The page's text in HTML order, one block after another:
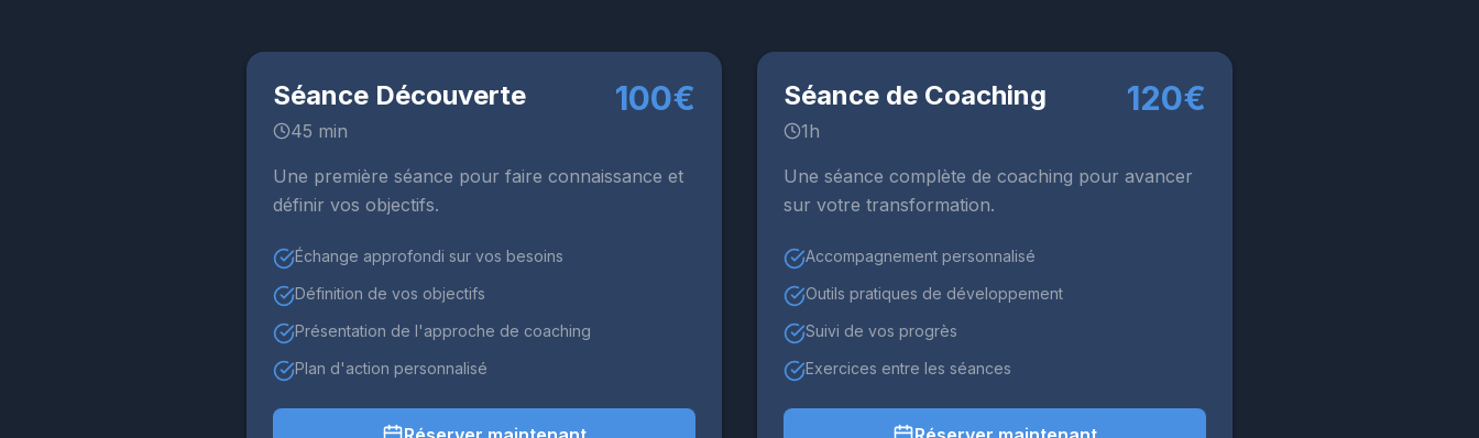
Séance Découverte
45 min
100€
Une première séance pour faire connaissance et
définir vos objectifs.
Échange approfondi sur vos besoins
Définition de vos objectifs
Présentation de l'approche de coaching
Plan d'action personnalisé
Séance de Coaching
1h
120€
Une séance complète de coaching pour avancer
sur votre transformation.
Accompagnement personnalisé
Outils pratiques de développement
Suivi de vos progrès
Exercices entre les séances